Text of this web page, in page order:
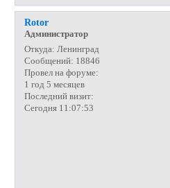
Rotor
Администратор
Откуда: Ленинград
Сообщений: 18846
Провел на форуме:
1 год 5 месяцев
Последний визит:
Сегодня 11:07:53